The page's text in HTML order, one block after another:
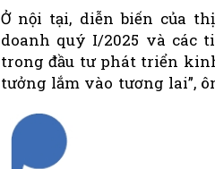
Ở nội tại, diễn biến của
doanh quý I/2025 và các
trong đầu tư phát triển
tưởng lắm vào tương lai”,